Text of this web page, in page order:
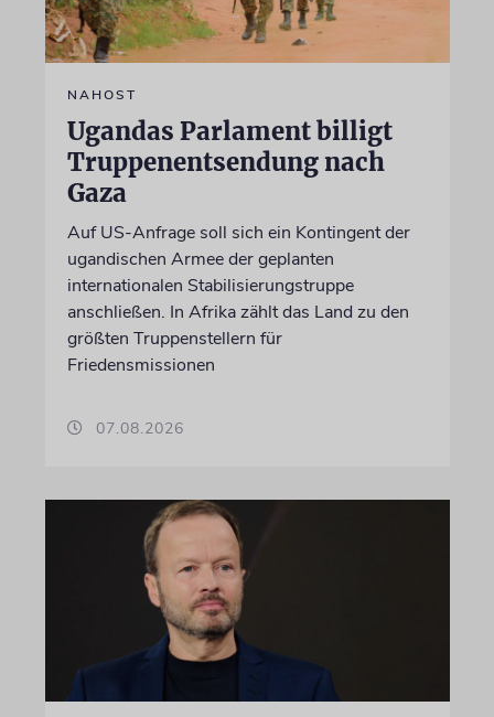
NAHOST
Ugandas Parlament billigt
Truppenentsendung nach
Gaza
Auf US-Anfrage soll sich ein Kontingent der
ugandischen Armee der geplanten
internationalen Stabilisierungstruppe
anschließen. In Afrika zählt das Land zu den
größten Truppenstellern für
Friedensmissionen
07.08.2026